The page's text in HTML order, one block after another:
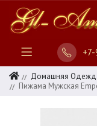
Домашняя
Пижама Мужская